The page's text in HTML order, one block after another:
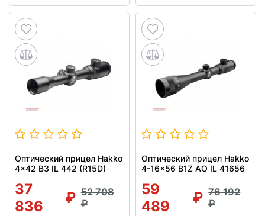
Оптический прицел Hakko
4x42 B3 IL 442 (R15D)
37
836
52 708
Оптический прицел Hakko
4-16x56 B1Z AO IL 41656
59
489
76 192